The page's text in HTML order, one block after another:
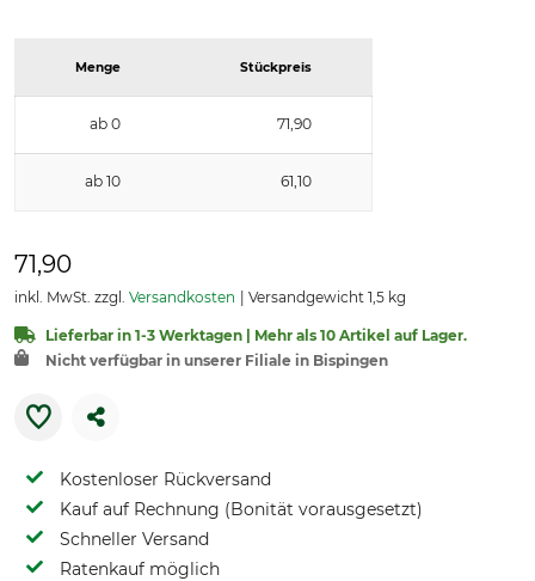
Menge Stückpreis
ab 0 71,90
ab 10 61,10
71,90
inkl. MwSt. zzgl. Versandkosten Versandgewicht 1,5 kg
Lieferbar in 1-3 Werktagen | Mehr als 10 Artikel auf Lager.
Nicht verfügbar in unserer Filiale in Bispingen
Kostenloser Rückversand
Kauf auf Rechnung (Bonität vorausgesetzt)
Schneller Versand
Ratenkauf möglich